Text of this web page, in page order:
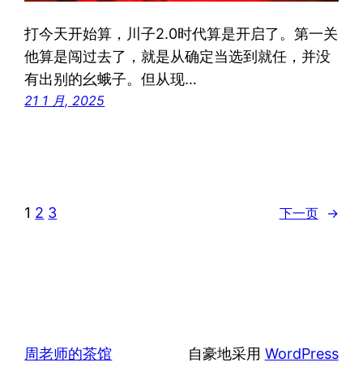
打今天开始算，川子2.0时代算是开启了。第一关
他算是闯过去了，就是从确定当选到就任，并没
有出别的幺蛾子。但从现…
21 1 月, 2025
1 2 3 下一页 →
周老师的茶馆 自豪地采用 WordPress